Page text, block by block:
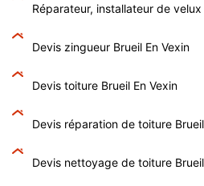
Réparateur, installateur de velux
Devis zingueur Brueil En Vexin
Devis toiture Brueil En Vexin
Devis réparation de toiture
Devis nettoyage de toiture